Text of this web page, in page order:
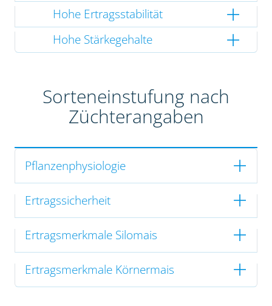
Hohe Ertragsstabilität
Hohe Stärkegehalte
Sorteneinstufung nach
Züchterangaben
Pflanzenphysiologie
Ertragssicherheit
Ertragsmerkmale Silomais
Ertragsmerkmale Körnermais